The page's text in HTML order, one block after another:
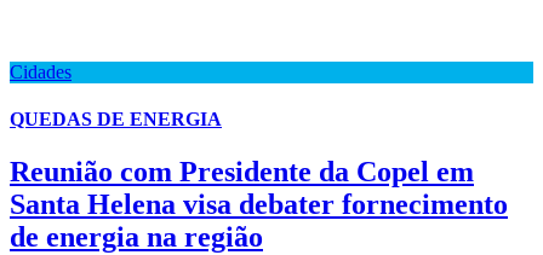
Cidades
QUEDAS DE ENERGIA
Reunião com Presidente da Copel em
Santa Helena visa debater fornecimento
de energia na região